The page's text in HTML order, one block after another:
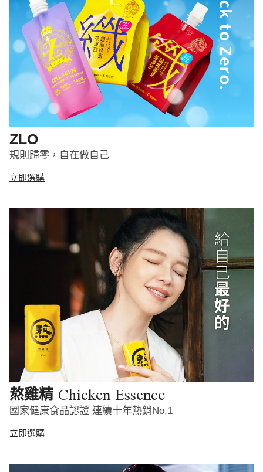
ZLO
規則歸零，自在做自己
立即選購
熬雞精 Chicken Essence
國家健康食品認證 連續十年熱銷No.1
立即選購